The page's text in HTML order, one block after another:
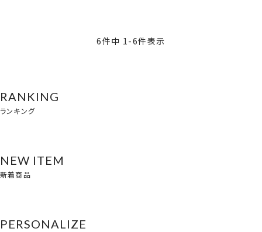
6件中 1-6件表示
RANKING
ランキング
NEW ITEM
新着商品
PERSONALIZE